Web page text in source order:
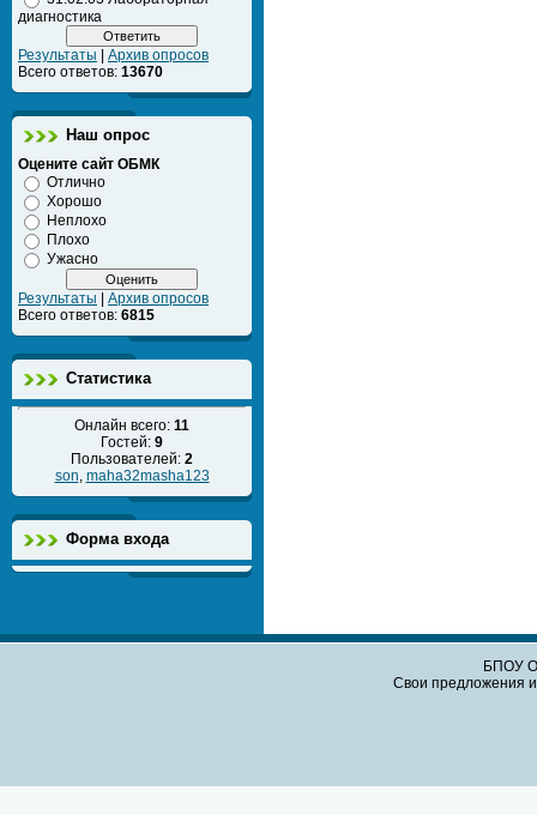
диагностика
Результаты
Архив опросов
Всего ответов: 13670
Наш опрос
Оцените сайт ОБМК
Отлично
Хорошо
Неплохо
Плохо
Ужасно
Результаты
Архив опросов
Всего ответов: 6815
Статистика
Онлайн всего: 11
Гостей: 9
Пользователей: 2
son, maha32masha123
Форма входа
БПОУ
Свои предложения